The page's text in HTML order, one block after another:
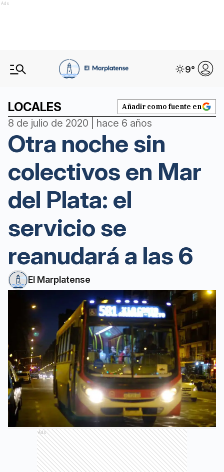
Ads
9°
LOCALES Añadir como fuente en
8 de julio de 2020 | hace 6 años
Otra noche sin
colectivos en Mar
del Plata: el
servicio se
reanudará a las 6
El Marplatense
Ads